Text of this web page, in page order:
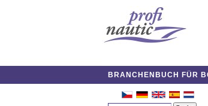
BRANCHENBUCH FÜR